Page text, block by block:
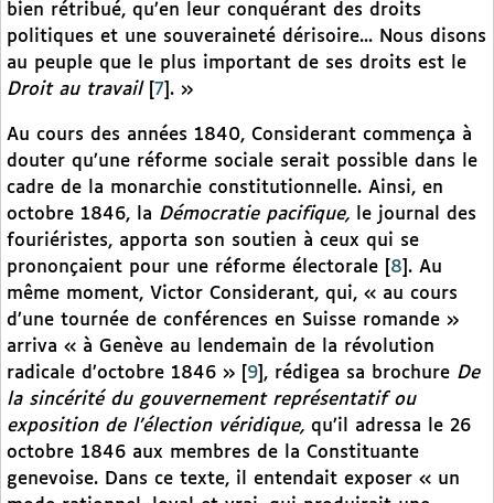
bien rétribué, qu’en leur conquérant des droits
politiques et une souveraineté dérisoire... Nous disons
au peuple que le plus important de ses droits est le
Droit au travail[ 7 . »
Au cours des années 1840, Considerant commença à
douter qu’une réforme sociale serait possible dans le
cadre de la monarchie constitutionnelle. Ainsi, en
octobre 1846, la Démocratie pacifique, le journal des
fouriéristes, apporta son soutien à ceux qui se
prononçaient pour une réforme électorale
8 . Au
même moment, Victor Considerant, qui, « au cours
d’une tournée de conférences en Suisse romande »
arriva « à Genève au lendemain de la révolution
radicale d’octobre 1846 »
9 , rédigea sa brochure De
la sincérité du gouvernement représentatif ou
exposition de l’élection véridique, qu’il adressa le 26
octobre 1846 aux membres de la Constituante
genevoise. Dans ce texte, il entendait exposer « un